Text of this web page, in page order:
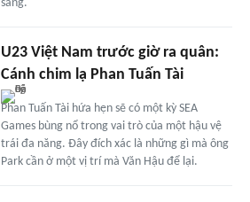
sáng.
U23 Việt Nam trước giờ ra quân:
Cánh chim lạ Phan Tuấn Tài
Phan Tuấn Tài hứa hẹn sẽ có một kỳ SEA
Games bùng nổ trong vai trò của một hậu vệ
trái đa năng. Đây đích xác là những gì mà ông
Park cần ở một vị trí mà Văn Hậu để lại.